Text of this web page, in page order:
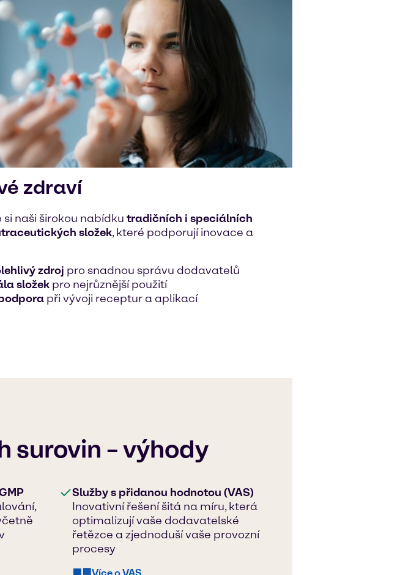
zdraví
naši širokou nabídku tradičních i speciálních
složek, které podporují inovace a
zdroj pro snadnou správu dodavatelů
složek pro nejrůznější použití
při vývoji receptur a aplikací
surovin – výhody
Služby s přidanou hodnotou (VAS)
Inovativní řešení šitá na míru, která
optimalizují vaše dodavatelské
řetězce a zjednoduší vaše provozní
procesy